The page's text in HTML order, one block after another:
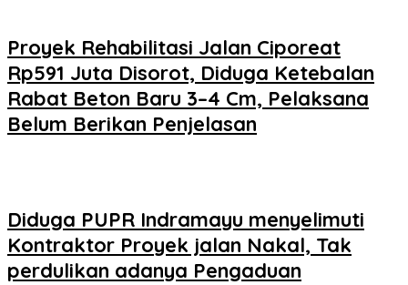
Proyek Rehabilitasi Jalan Ciporeat
Rp591 Juta Disorot, Diduga Ketebalan
Rabat Beton Baru 3–4 Cm, Pelaksana
Belum Berikan Penjelasan
Diduga PUPR Indramayu menyelimuti
Kontraktor Proyek jalan Nakal, Tak
perdulikan adanya Pengaduan